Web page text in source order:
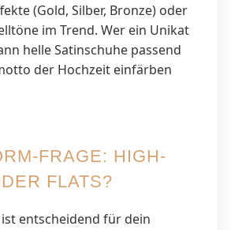
(Gold, Silber, Bronze) oder
im Trend. Wer ein Unikat
helle Satinschuhe passend
der Hochzeit einfärben
FRAGE: HIGH-
FLATS?
entscheidend für dein